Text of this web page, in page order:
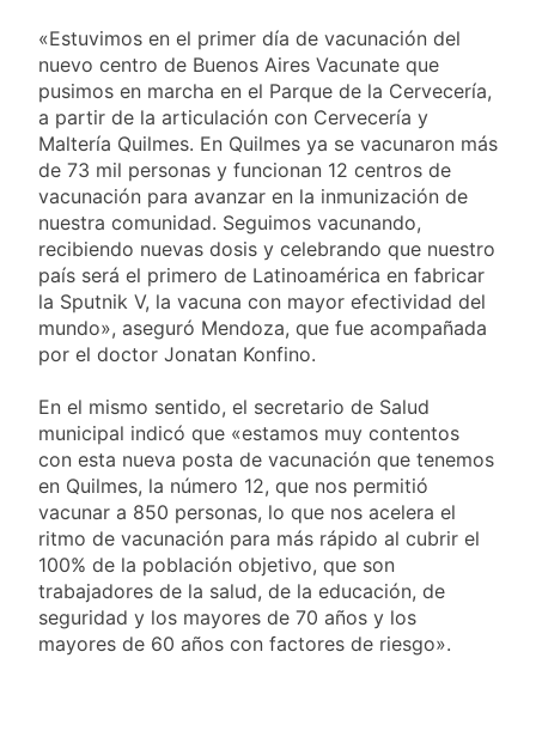
el Sanatorio Urquiza
Quilmes por
tormentas severas y
fuertes ráfagas de
viento
1 Día Atrás
Denunciaron
penalmente al
abogado libertario
que propuso tirar
napalm sobre el Gran
Buenos Aires
1 Día Atrás
«Estuvimos en el primer día de vacunación del
nuevo centro de Buenos Aires Vacunate que
pusimos en marcha en el Parque de la Cervecería,
a partir de la articulación con Cervecería y
Maltería Quilmes. En Quilmes ya se vacunaron más
de 73 mil personas y funcionan 12 centros de
vacunación para avanzar en la inmunización de
nuestra comunidad. Seguimos vacunando,
recibiendo nuevas dosis y celebrando que nuestro
país será el primero de Latinoamérica en fabricar
la Sputnik V, la vacuna con mayor efectividad del
mundo», aseguró Mendoza, que fue acompañada
por el doctor Jonatan Konfino.
En el mismo sentido, el secretario de Salud
municipal indicó que «estamos muy contentos
con esta nueva posta de vacunación que tenemos
en Quilmes, la número 12, que nos permitió
vacunar a 850 personas, lo que nos acelera el
ritmo de vacunación para más rápido al cubrir el
100% de la población objetivo, que son
trabajadores de la salud, de la educación, de
seguridad y los mayores de 70 años y los
mayores de 60 años con factores de riesgo».